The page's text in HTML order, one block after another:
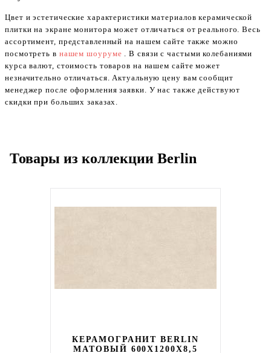
Цвет и эстетические характеристики материалов керамической
плитки на экране монитора может отличаться от реального. Весь
ассортимент, представленный на нашем сайте также можно
посмотреть в нашем шоуруме . В связи с частыми колебаниями
курса валют, стоимость товаров на нашем сайте может
незначительно отличаться. Актуальную цену вам сообщит
менеджер после оформления заявки. У нас также действуют
скидки при больших заказах.
Товары из коллекции Berlin
КЕРАМОГРАНИТ BERLIN
МАТОВЫЙ 600X1200X8,5